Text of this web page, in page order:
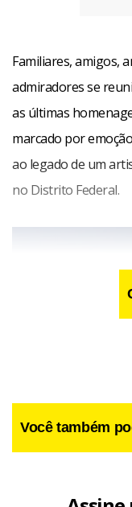
Familiares, amigos,
admiradores se
as últimas
marcado por
ao legado de um
no Distrito Federal.
Você também